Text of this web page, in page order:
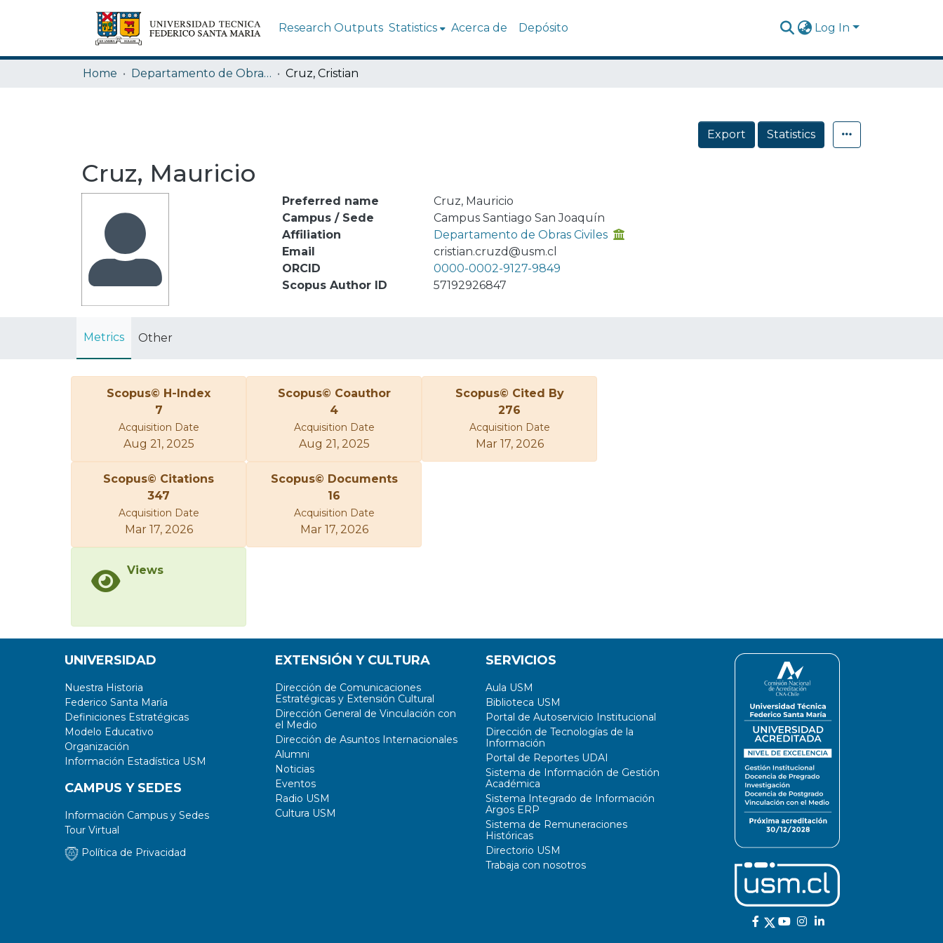
Research Outputs Statistics Acerca de Depósito Log In
Home Departamento de Obras Civiles Cruz, Cristian
Export Statistics
Cruz, Mauricio
Preferred name
Cruz, Mauricio
Campus / Sede
Campus Santiago San Joaquín
Affiliation
Departamento de Obras Civiles
Email
cristian.cruzd@usm.cl
ORCID
0000-0002-9127-9849
Scopus Author ID
57192926847
Metrics Other
Scopus© H-Index
7
Acquisition Date
Aug 21, 2025
Scopus© Coauthor
4
Acquisition Date
Aug 21, 2025
Scopus© Cited By
276
Acquisition Date
Mar 17, 2026
Scopus© Citations
347
Acquisition Date
Mar 17, 2026
Scopus© Documents
16
Acquisition Date
Mar 17, 2026
Views
UNIVERSIDAD
Nuestra Historia
Federico Santa María
Definiciones Estratégicas
Modelo Educativo
Organización
Información Estadística USM
CAMPUS Y SEDES
Información Campus y Sedes
Tour Virtual
Política de Privacidad
EXTENSIÓN Y CULTURA
Dirección de Comunicaciones
Estratégicas y Extensión Cultural
Dirección General de Vinculación con
el Medio
Dirección de Asuntos Internacionales
Alumni
Noticias
Eventos
Radio USM
Cultura USM
SERVICIOS
Aula USM
Biblioteca USM
Portal de Autoservicio Institucional
Dirección de Tecnologías de la
Información
Portal de Reportes UDAI
Sistema de Información de Gestión
Académica
Sistema Integrado de Información
Argos ERP
Sistema de Remuneraciones
Históricas
Directorio USM
Trabaja con nosotros